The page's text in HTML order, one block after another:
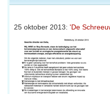
25 oktober 2013: 'De